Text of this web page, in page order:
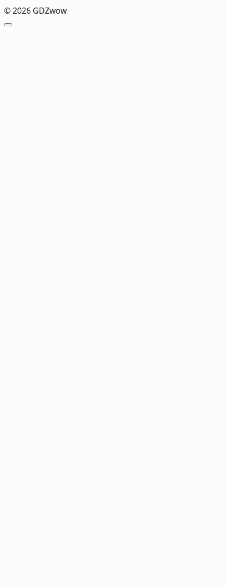
© 2026 GDZwow